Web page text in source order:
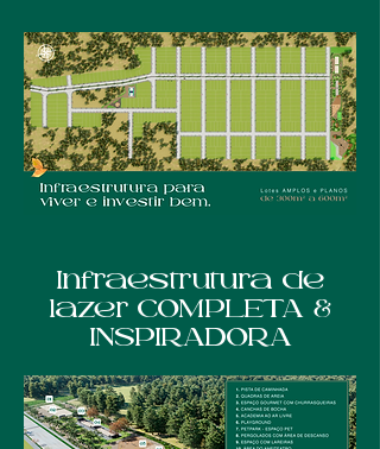
Infraestrutura de
lazer COMPLETA &
INSPIRADORA